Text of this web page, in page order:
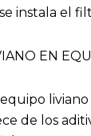
instala el
EN
de los